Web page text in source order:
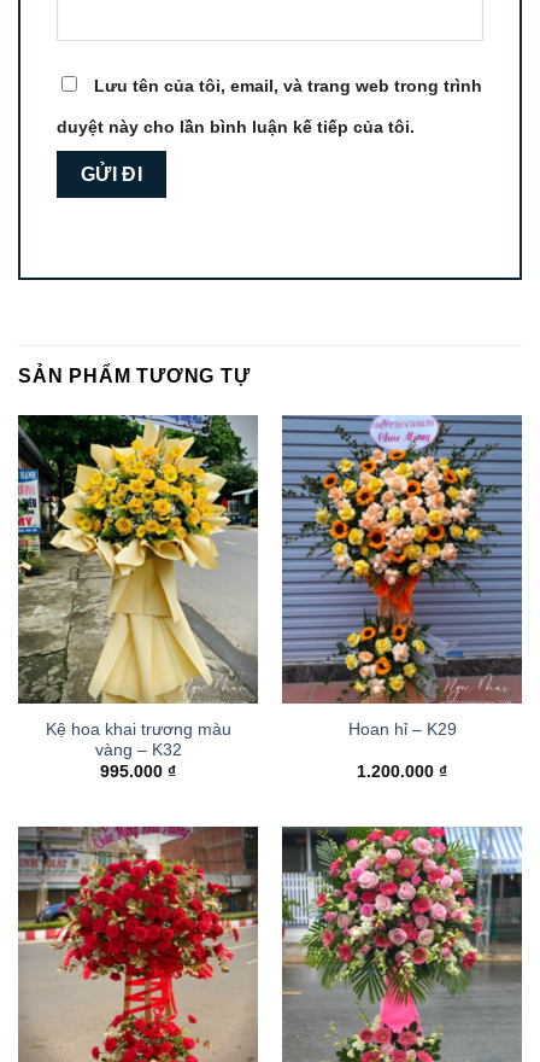
Lưu tên của tôi, email, và trang web trong trình
duyệt này cho lần bình luận kế tiếp của tôi.
SẢN PHẨM TƯƠNG TỰ
Kệ hoa khai trương màu
vàng – K32
995.000 ₫
Hoan hỉ – K29
1.200.000 ₫